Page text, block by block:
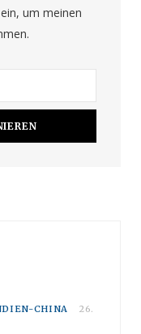
um meinen
CHINA
26.